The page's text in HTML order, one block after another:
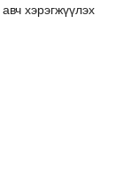
хэрэгжүүлэх